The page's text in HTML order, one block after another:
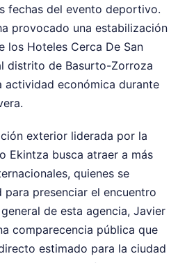
fechas del evento deportivo.
provocado una estabilización
los Hoteles Cerca De San
distrito de Basurto-Zorroza
actividad económica durante
exterior liderada por la
Ekintza busca atraer a más
quienes se
presenciar el encuentro
de esta agencia, Javier
comparecencia pública que
estimado para la ciudad